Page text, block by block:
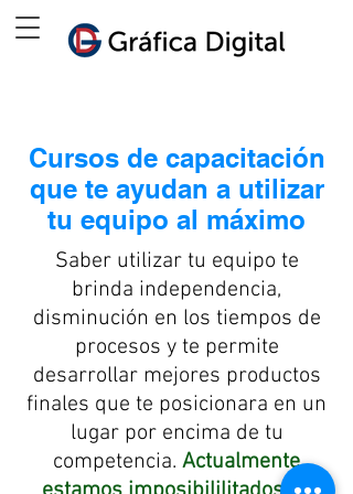
Cursos de capacitación
que te ayudan a utilizar
tu equipo al máximo
Saber utilizar tu equipo te
brinda independencia,
disminución en los tiempos de
procesos y te permite
desarrollar mejores productos
finales que te posicionara en un
lugar por encima de tu
competencia. Actualmente